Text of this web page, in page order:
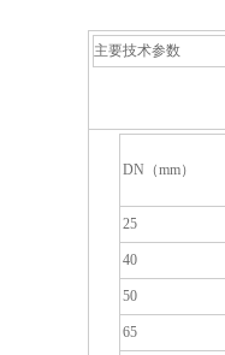
主要技术参数
DN（mm）
25
40
50
65